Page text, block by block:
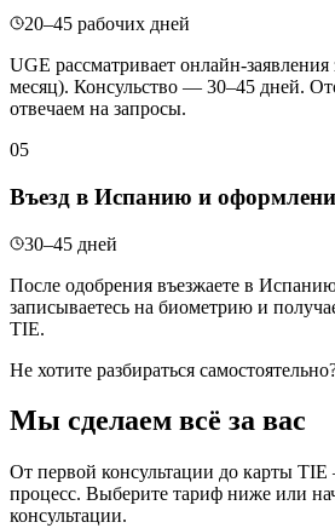
20–45 рабочих дней
UGE рассматривает онлайн-заявления
месяц). Консульство — 30–45 дней.
отвечаем на запросы.
05
Въезд в Испанию и
30–45 дней
После одобрения въезжаете в
записываетесь на биометрию и
TIE.
Не хотите разбираться
Мы сделаем всё за вас
От первой консультации до карты TIE
процесс. Выберите тариф ниже или
консультации.